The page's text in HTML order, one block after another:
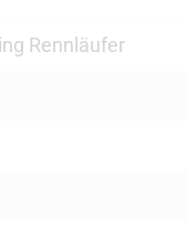
Rennläufer